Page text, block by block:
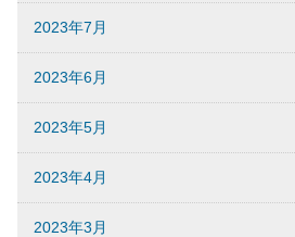
2023年7月
2023年6月
2023年5月
2023年4月
2023年3月